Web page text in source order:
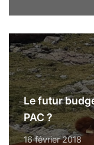
Le futur
PAC ?
16 février 2018